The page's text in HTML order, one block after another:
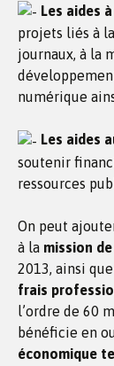
Les aides
projets liés à
journaux, à la
numérique
Les aides
soutenir
ressources
On peut
à la mission de
2013, ainsi
frais
l’ordre de 60
bénéficie en
économique